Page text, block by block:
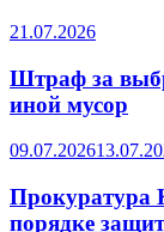
21.07.2026
Штраф за
иной мусор
09.07.2026
Прокуратура
порядке